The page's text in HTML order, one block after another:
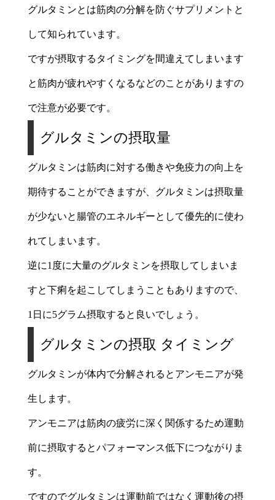
グルタミンとは筋肉の分解を防ぐサプリメントと
して知られています。
ですが摂取するタイミングを間違えてしまいます
と筋肉が疲れやすくなるなどのことがありますの
で注意が必要です。
グルタミンの摂取量
グルタミンは筋肉に対する働きや免疫力の向上を
期待することができますが、グルタミンは摂取量
が少ないと腸管のエネルギーとして優先的に使わ
れてしまいます。
逆に1度に大量のグルタミンを摂取してしまいま
すと下痢を起こしてしまうこともありますので、
1日に5グラム摂取すると良いでしょう。
グルタミンの摂取 タイミング
グルタミンが体内で分解されるとアンモニアが発
生します。
アンモニアは筋肉の疲労に深く関係するため運動
前に摂取するとパフォーマンス低下につながりま
す。
ですのでグルタミンは運動前ではなく運動後の摂